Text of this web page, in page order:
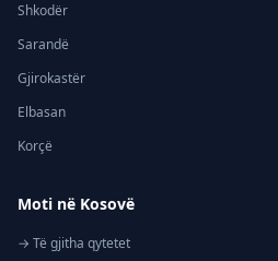
Shkodër
Sarandë
Gjirokastër
Elbasan
Korçë
Moti në Kosovë
→ Të gjitha qytetet